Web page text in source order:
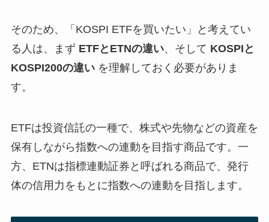
そのため、「KOSPI ETFを買いたい」と考えてい
る人は、まず ETFとETNの違い、そして KOSPIと
KOSPI200の違いを理解しておく必要がありま
す。
ETFは投資信託の一種で、株式や先物などの資産を
保有しながら指数への連動を目指す商品です。一
方、ETNは指標連動証券と呼ばれる商品で、発行
体の信用力をもとに指数への連動を目指します。